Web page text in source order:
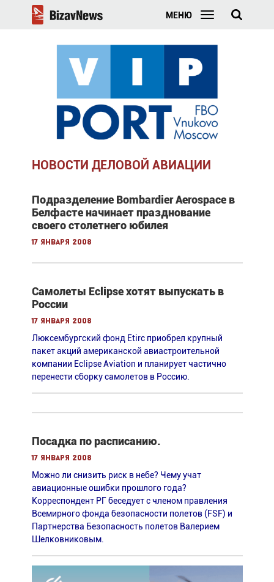
МЕНЮ
НОВОСТИ ДЕЛОВОЙ АВИАЦИИ
Подразделение Bombardier Aerospace в
Белфасте начинает празднование
своего столетнего юбилея
17 января 2008
Самолеты Eclipse хотят выпускать в
России
17 января 2008
Люксембургский фонд Etirc приобрел крупный
пакет акций американской авиастроительной
компании Eclipse Aviation и планирует частично
перенести сборку самолетов в Россию.
Посадка по расписанию.
17 января 2008
Можно ли снизить риск в небе? Чему учат
авиационные ошибки прошлого года?
Корреспондент РГ беседует с членом правления
Всемирного фонда безопасности полетов (FSF) и
Партнерства Безопасность полетов Валерием
Шелковниковым.